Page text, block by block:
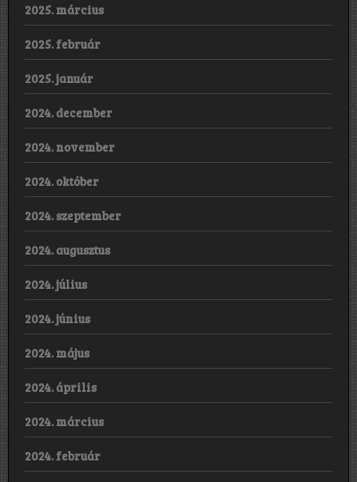
2025. március
2025. február
2025. január
2024. december
2024. november
2024. október
2024. szeptember
2024. augusztus
2024. július
2024. június
2024. május
2024. április
2024. március
2024. február